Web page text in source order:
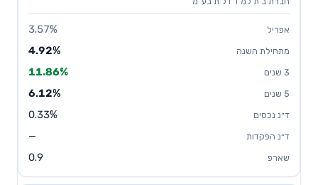
3.57%
4.92%
11.86%
6.12%
0.33%
—
0.9